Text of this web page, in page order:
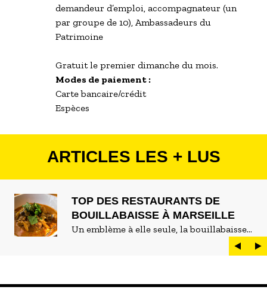
demandeur d’emploi, accompagnateur (un
par groupe de 10), Ambassadeurs du
Patrimoine
Gratuit le premier dimanche du mois.
Modes de paiement :
Carte bancaire/crédit
Espèces
ARTICLES LES + LUS
TOP DES RESTAURANTS DE
BOUILLABAISSE À MARSEILLE
Un emblème à elle seule, la bouillabaisse
est LE plat marseillais par excellence. On
peut d'ailleurs vite être submergé·e par la
servir la meilleure...